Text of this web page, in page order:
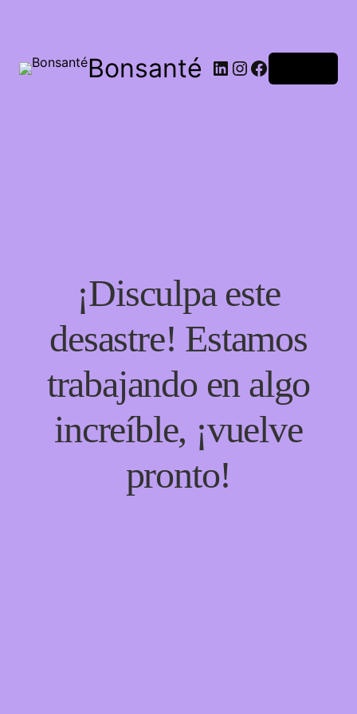
Bonsanté
¡Disculpa este
desastre! Estamos
trabajando en algo
increíble, ¡vuelve
pronto!